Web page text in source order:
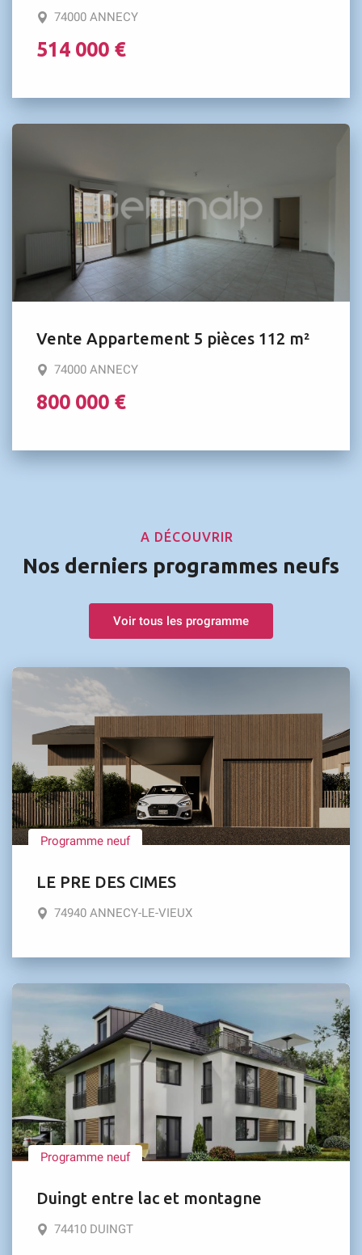
74000 ANNECY
514 000 €
Vente Appartement 5 pièces 112 m²
74000 ANNECY
800 000 €
A DÉCOUVRIR
Nos derniers programmes neufs
Voir tous les programme
Programme neuf
LE PRE DES CIMES
74940 ANNECY-LE-VIEUX
Programme neuf
Duingt entre lac et montagne
74410 DUINGT